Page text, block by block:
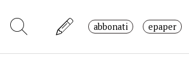
abbonati epaper